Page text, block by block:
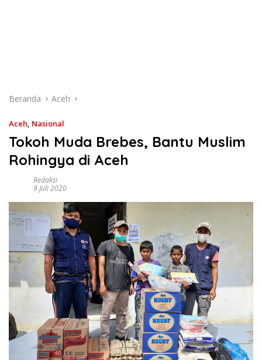
Beranda Aceh
Aceh, Nasional
Tokoh Muda Brebes, Bantu Muslim
Rohingya di Aceh
Redaksi
9 Juli 2020